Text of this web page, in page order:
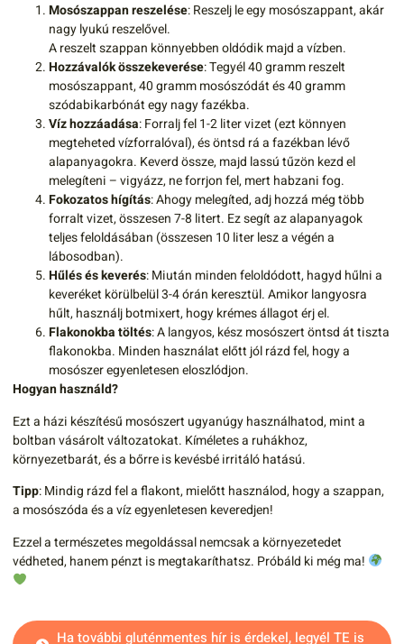
Mosószappan reszelése: Reszelj le egy mosószappant, akár
nagy lyukú reszelővel.
A reszelt szappan könnyebben oldódik majd a vízben.
Hozzávalók összekeverése: Tegyél 40 gramm reszelt
mosószappant, 40 gramm mosószódát és 40 gramm
szódabikarbónát egy nagy fazékba.
Víz hozzáadása: Forralj fel 1-2 liter vizet (ezt könnyen
megteheted vízforralóval), és öntsd rá a fazékban lévő
alapanyagokra. Keverd össze, majd lassú tűzön kezd el
melegíteni – vigyázz, ne forrjon fel, mert habzani fog.
Fokozatos hígítás: Ahogy melegíted, adj hozzá még több
forralt vizet, összesen 7-8 litert. Ez segít az alapanyagok
teljes feloldásában (összesen 10 liter lesz a végén a
lábosodban).
Hűlés és keverés: Miután minden feloldódott, hagyd hűlni a
keveréket körülbelül 3-4 órán keresztül. Amikor langyosra
hűlt, használj botmixert, hogy krémes állagot érj el.
Flakonokba töltés: A langyos, kész mosószert öntsd át tiszta
flakonokba. Minden használat előtt jól rázd fel, hogy a
mosószer egyenletesen eloszlódjon.
Hogyan használd?
Ezt a házi készítésű mosószert ugyanúgy használhatod, mint a
boltban vásárolt változatokat. Kíméletes a ruhákhoz,
környezetbarát, és a bőrre is kevésbé irritáló hatású.
Tipp: Mindig rázd fel a flakont, mielőtt használod, hogy a szappan,
a mosószóda és a víz egyenletesen keveredjen!
Ezzel a természetes megoldással nemcsak a környezetedet
védheted, hanem pénzt is megtakaríthatsz. Próbáld ki még ma!
Ha további gluténmentes hír is érdekel, legyél TE is